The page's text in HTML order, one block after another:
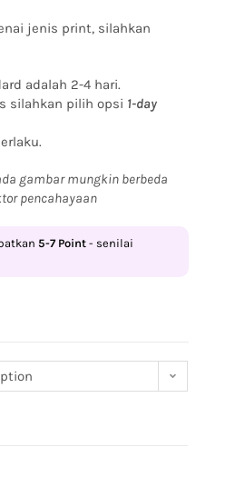
jenis print, silahkan
adalah 2-4 hari.
silahkan pilih opsi 1-day
gambar mungkin berbeda
pencahayaan
5-7Point - senilai